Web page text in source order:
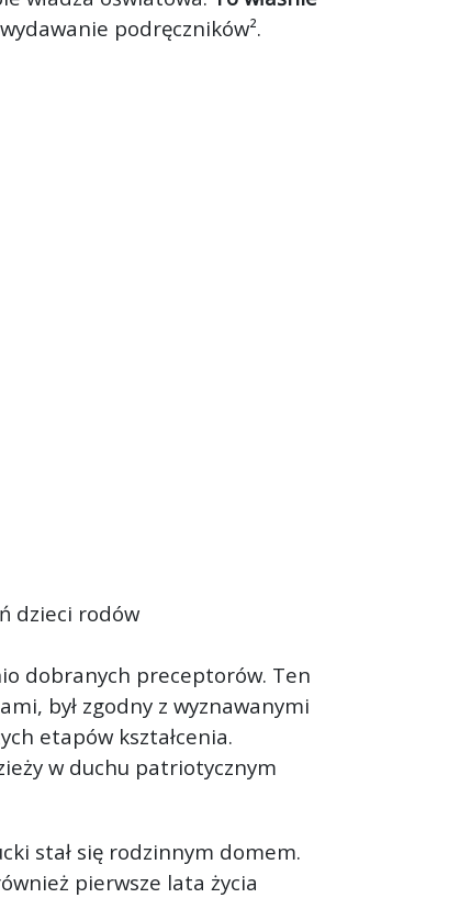
podręczników².
dzieci rodów
dobranych preceptorów. Ten
był zgodny z wyznawanymi
etapów kształcenia.
w duchu patriotycznym
stał się rodzinnym domem.
pierwsze lata życia